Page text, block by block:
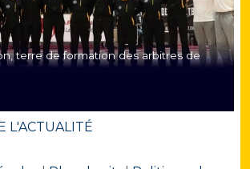
terre de formation des arbitres de
L'ACTUALITÉ